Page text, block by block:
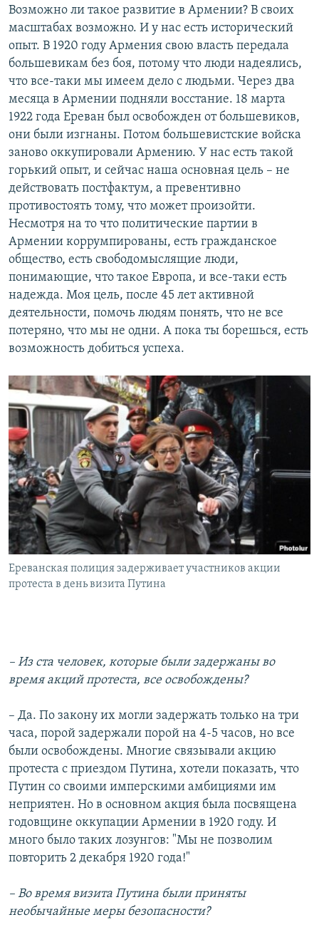
Возможно ли такое развитие в Армении? В своих
масштабах возможно. И у нас есть исторический
опыт. В 1920 году Армения свою власть передала
большевикам без боя, потому что люди надеялись,
что все-таки мы имеем дело с людьми. Через два
месяца в Армении подняли восстание. 18 марта
1922 года Ереван был освобожден от большевиков,
они были изгнаны. Потом большевистские войска
заново оккупировали Армению. У нас есть такой
горький опыт, и сейчас наша основная цель – не
действовать постфактум, а превентивно
противостоять тому, что может произойти.
Несмотря на то что политические партии в
Армении коррумпированы, есть гражданское
общество, есть свободомыслящие люди,
понимающие, что такое Европа, и все-таки есть
надежда. Моя цель, после 45 лет активной
деятельности, помочь людям понять, что не все
потеряно, что мы не одни. А пока ты борешься, есть
возможность добиться успеха.
Ереванская полиция задерживает участников акции
протеста в день визита Путина
– Из ста человек, которые были задержаны во
время акций протеста, все освобождены?
– Да. По закону их могли задержать только на три
часа, порой задержали порой на 4-5 часов, но все
были освобождены. Многие связывали акцию
протеста с приездом Путина, хотели показать, что
Путин со своими имперскими амбициями им
неприятен. Но в основном акция была посвящена
годовщине оккупации Армении в 1920 году. И
много было таких лозунгов: "Мы не позволим
повторить 2 декабря 1920 года!"
– Во время визита Путина были приняты
необычайные меры безопасности?